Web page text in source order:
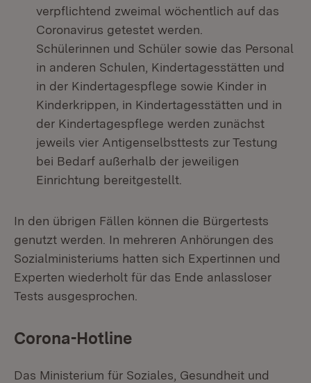
verpflichtend zweimal wöchentlich auf das
Coronavirus getestet werden.
Schülerinnen und Schüler sowie das Personal
in anderen Schulen, Kindertagesstätten und
in der Kindertagespflege sowie Kinder in
Kinderkrippen, in Kindertagesstätten und in
der Kindertagespflege werden zunächst
jeweils vier Antigenselbsttests zur Testung
bei Bedarf außerhalb der jeweiligen
Einrichtung bereitgestellt.
In den übrigen Fällen können die Bürgertests
genutzt werden. In mehreren Anhörungen des
Sozialministeriums hatten sich Expertinnen und
Experten wiederholt für das Ende anlassloser
Tests ausgesprochen.
Corona-Hotline
Das Ministerium für Soziales, Gesundheit und